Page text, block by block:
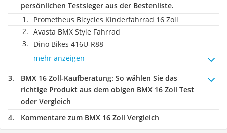
persönlichen Testsieger aus der Bestenliste.
Prometheus Bicycles Kinderfahrrad 16 Zoll
Avasta BMX Style Fahrrad
‎Dino Bikes 416U-R88
mehr anzeigen
BMX 16 Zoll-Kaufberatung: So wählen Sie das
richtige Produkt aus dem obigen BMX 16 Zoll Test
oder Vergleich
Kommentare zum BMX 16 Zoll Vergleich